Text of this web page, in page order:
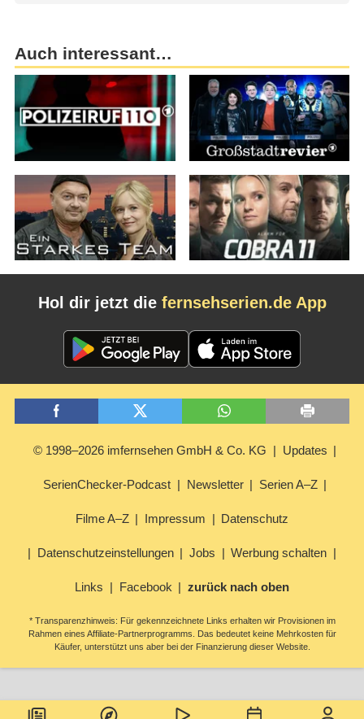
Auch interessant…
Hol dir jetzt die fernsehserien.de App
© 1998–2026 imfernsehen GmbH & Co. KG Updates
SerienChecker-Podcast Newsletter Serien A–Z
Filme A–Z Impressum Datenschutz
Datenschutzeinstellungen Jobs Werbung schalten
Links Facebook zurück nach oben
* Transparenzhinweis: Für gekennzeichnete Links erhalten wir Provisionen im
Rahmen eines Affiliate-Partnerprogramms. Das bedeutet keine Mehrkosten für
Käufer, unterstützt uns aber bei der Finanzierung dieser Website.